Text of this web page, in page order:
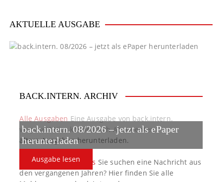
AKTUELLE AUSGABE
back.intern. 08/2026 – jetzt als ePaper
herunterladen
Ausgabe lesen
BACK.INTERN. ARCHIV
Alle Ausgaben Eine Ausgabe von back.intern.
verpasst? Hier können sich Abonnenten
ältere Ausgaben herunterladen.
back.intern. Top-News Sie suchen eine Nachricht aus
den vergangenen Jahren? Hier finden Sie alle